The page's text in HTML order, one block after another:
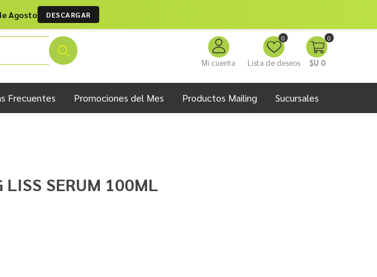
Agosto DESCARGAR
Mi cuenta Lista de deseos
0 0
$U 0
Frecuentes Promociones del Mes Productos Mailing Sucursales
LISS SERUM 100ML